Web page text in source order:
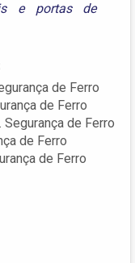
e portas de
de Ferro
de Ferro
de Ferro
de Ferro
de Ferro